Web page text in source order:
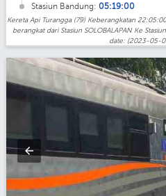
Stasiun Bandung: 05:19:00
Kereta Api Turangga (79) Keberangkatan
berangkat dari Stasiun SOLOBALAPAN Ke
date: (2023-05-